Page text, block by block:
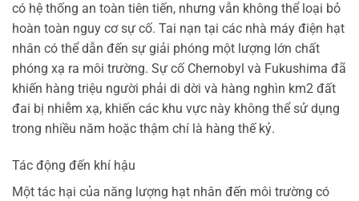
có hệ thống an toàn tiên tiến, nhưng vẫn không thể loại bỏ
hoàn toàn nguy cơ sự cố. Tai nạn tại các nhà máy điện hạt
nhân có thể dẫn đến sự giải phóng một lượng lớn chất
phóng xạ ra môi trường. Sự cố Chernobyl và Fukushima đã
khiến hàng triệu người phải di dời và hàng nghìn km2 đất
đai bị nhiễm xạ, khiến các khu vực này không thể sử dụng
trong nhiều năm hoặc thậm chí là hàng thế kỷ.
Tác động đến khí hậu
Một tác hại của năng lượng hạt nhân đến môi trường có